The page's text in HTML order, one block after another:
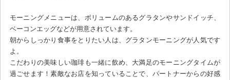
モーニングメニューは、ボリュームのあるグラタンやサンドイッチ、
ベーコンエッグなどが用意されています。
朝からしっかり食事をとりたい人は、グラタンモーニングが人気です
よ。
こだわりの美味しい珈琲も一緒に飲め、大満足のモーニングタイムが
過ごせます！素敵なお店を知っていることで、パートナーからの好感